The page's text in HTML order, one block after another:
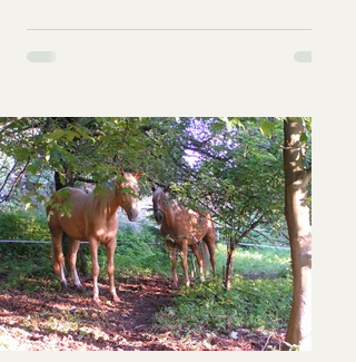
Takhle doporučit nějakou léčbu je
nezodpovědné a hlavně je to nesmysl.
zdravotní problém, může mít řadu
důvodů, které jsou naprosto odlišné a
proto léčba každého případu vyžaduje
jinou strategii a jiné prostředky. To je také
jeden z důvodů,